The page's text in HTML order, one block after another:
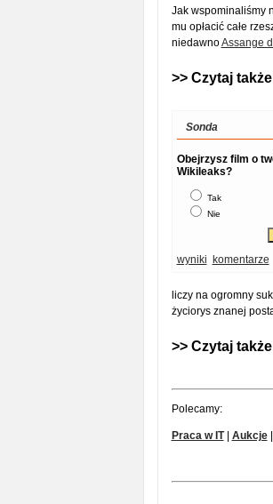
Jak wspominaliśmy
mu opłacić całe
niedawnoAssange
>> Czytaj
Sonda
Obejrzysz film o
Wikileaks?
Tak
Nie
wyniki komentarze
liczy na ogromny
życiorys znanej
>> Czytaj
Polecamy:
Praca w IT| Aukcje|